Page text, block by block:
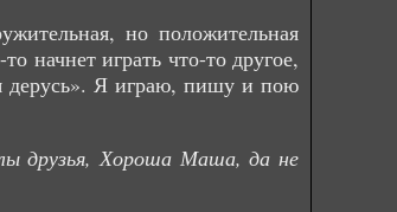
но положительная
начнет играть что-то другое,
дерусь». Я играю, пишу и пою
друзья, Хороша Маша, да не